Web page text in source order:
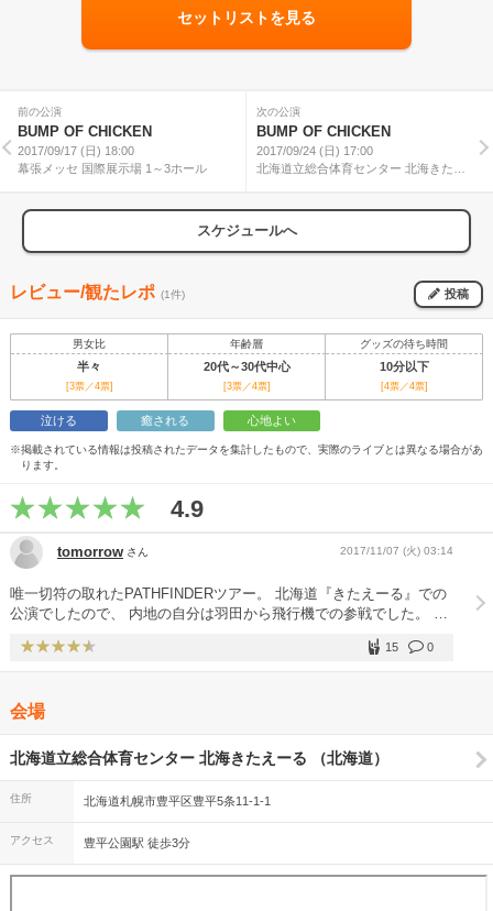
セットリストを見る
前の公演
BUMP OF CHICKEN
2017/09/17 (日) 18:00
幕張メッセ 国際展示場 1～3ホール
次の公演
BUMP OF CHICKEN
2017/09/24 (日) 17:00
北海道立総合体育センター 北海きたえ
スケジュールへ
レビュー/観たレポ (1件) 投稿
男女比 年齢層 グッズの待ち時間
半々 20代～30代中心 10分以下
[3票／4票] [3票／4票] [4票／4票]
泣ける 癒される 心地よい
※掲載されている情報は投稿されたデータを集計したもので、実際のライブとは異なる場合があ
ります。
4.9
tomorrow さん 2017/11/07 (火) 03:14
唯一切符の取れたPATHFINDERツアー。 北海道『きたえーる』での
公演でしたので、 内地の自分は羽田から飛行機での参戦でした。 会
感じて多少混乱する場面もありましたが、それも北海道らしさを感じ
て、今思い返すとそれも良い思い出となっています。 ライブはただ
ブロックのせいも有りますが、花道(正しい表現かどうか分かりませ
んが？)の様な物が有り、藤くん、チャマ、ヒロくんが表情までもハ
ッキリ分かるくらい間近に見られて、自分は男ですがキュンキュンし
てしまいました(笑) 〝島〟も振り返りすぐの距離で『You were
here』ではチャマが階段に座って弾いてる姿を間近で見られて、感激
しました！ WILLPOLISツアーから、BUMPライブに参加しだした自
で聴けたのが何より感動しました。 外に出ると土砂降りの雨で宿泊
0
15
会場
北海道立総合体育センター 北海きたえーる （北海道）
住所 北海道札幌市豊平区豊平5条11-1-1
アクセス 豊平公園駅 徒歩3分